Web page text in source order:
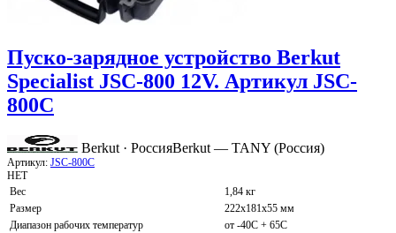
Пуско-зарядное устройство Berkut
Specialist JSC-800 12V. Артикул JSC-
800C
Berkut · РоссияBerkut — TANY (Россия)
Артикул: JSC-800C
НЕТ
Вес
1,84 кг
Размер
222x181x55 мм
Диапазон рабочих температур
от -40С + 65С